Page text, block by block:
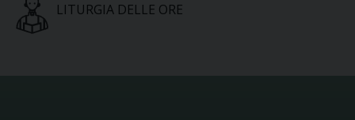
LITURGIA DELLE ORE